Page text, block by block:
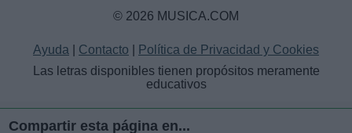
© 2026 MUSICA.COM
Ayuda Contacto
Política de Privacidad y Cookies
Las letras disponibles tienen propósitos meramente
educativos
Compartir esta página en...